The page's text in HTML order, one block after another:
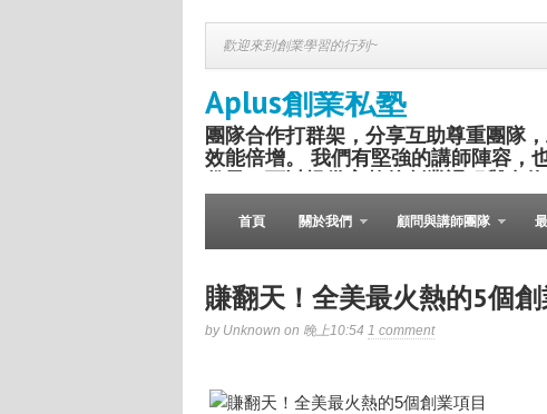
歡迎來到創業學習的行列~
Aplus創業私塾
團隊合作打群架，分享互助尊重團隊
效能倍增。 我們有堅強的講師陣容，
份子，可以提供完整的創業課程與食
盛舉。
首頁 關於我們 顧問與講師團隊
賺翻天！全美最火熱的5個創
by Unknown on 晚上10:54 1 comment